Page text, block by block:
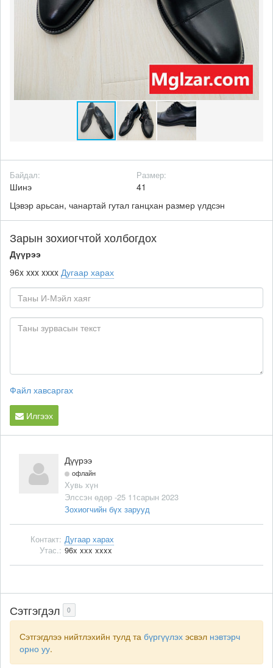
Байдал:
Шинэ
Размер:
41
Цэвэр арьсан, чанартай гутал ганцхан размер үлдсэн
Зарын зохиогчтой холбогдох
Дүүрээ
96x xxx xxxx Дугаар харах
Файл хавсаргах
Илгээх
Дүүрээ
офлайн
Хувь хүн
Элссэн өдөр -25 11сарын 2023
Зохиогчийн бүх зарууд
Контакт: Дугаар харах
Утас.: 96x xxx xxxx
Сэтгэгдэл 0
Сэтгэгдлээ нийтлэхийн тулд та бүргүүлэх эсвэл нэвтэрч
орно уу.